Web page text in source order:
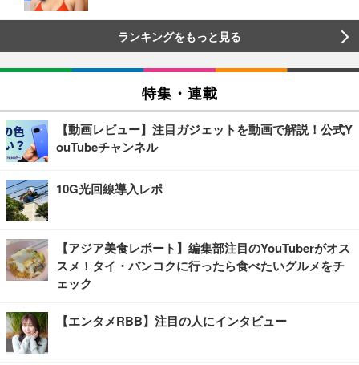
ランキングをもっと見る
特集・連載
【動画レビュー】注目ガジェットを動画で解説！公式Y
ouTubeチャンネル
10G光回線導入レポ
【アジア美食レポート】編集部注目のYouTuberがオス
スメ！タイ・バンコクに行ったら食べたいグルメをチ
ェック
【エンタメRBB】注目の人にインタビュー